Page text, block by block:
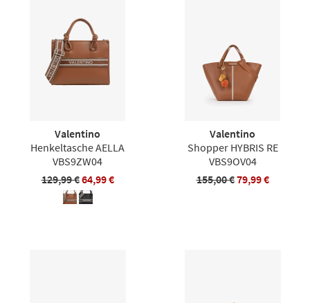
Valentino
Henkeltasche AELLA
VBS9ZW04
129,99 €64,99 €
Valentino
Shopper HYBRIS RE
VBS9OV04
155,00 €79,99 €